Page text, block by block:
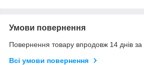
Умови повернення
Повернення товару впродовж 14 днів
Всі умови повернення